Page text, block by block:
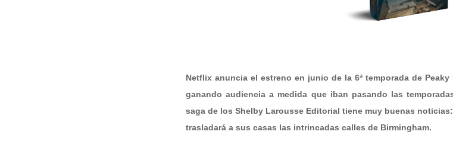
Netflix anuncia el estreno en junio de la 6ª temporada de
ganando audiencia a medida que iban pasando las
saga de los Shelby Larousse Editorial tiene muy buenas
trasladará a sus casas las intrincadas calles de Birmingham.